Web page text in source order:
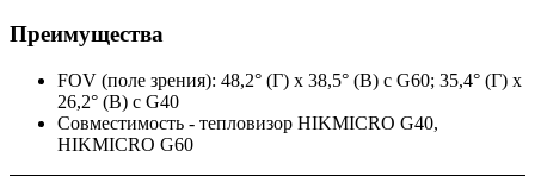
Преимущества
FOV (поле зрения): 48,2° (Г) x 38,5° (В) с G60; 35,4° (Г) x
26,2° (В) с G40
Совместимость - тепловизор HIKMICRO G40,
HIKMICRO G60